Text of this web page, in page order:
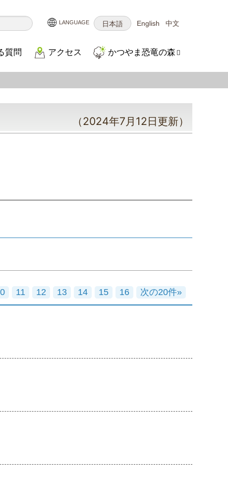
質問 アクセス かつやま恐竜の森
日本語 English 中文
（2024年7月12日更新）
11 12 13 14 15 16 次の20件»